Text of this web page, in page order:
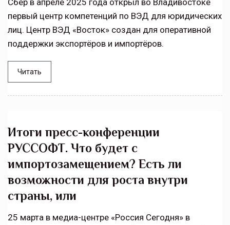
Сбер в апреле 2025 года открыл во Владивостоке
первый центр компетенций по ВЭД для юридических
лиц. Центр ВЭД «Восток» создан для оперативной
поддержки экспортёров и импортёров.
Читать
Итоги пресс-конференции
РУССОФТ. Что будет с
импортозамещением? Есть ли
возможности для роста внутри
страны, или
25 марта в медиа-центре «Россия Сегодня» в